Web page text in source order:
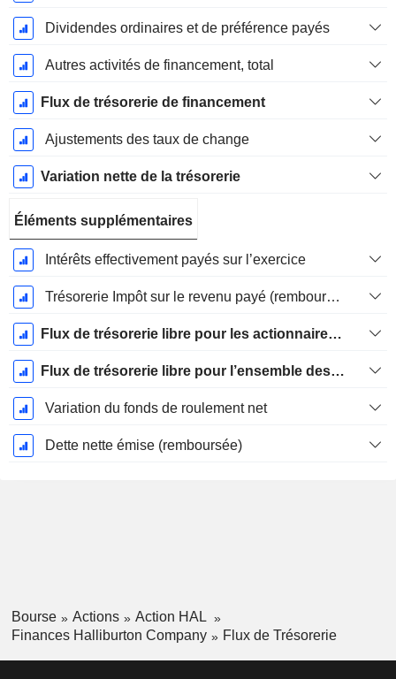
Dividendes ordinaires et de préférence payés
Autres activités de financement, total
Flux de trésorerie de financement
Ajustements des taux de change
Variation nette de la trésorerie
Éléments supplémentaires
Intérêts effectivement payés sur l’exercice
Trésorerie Impôt sur le revenu payé (remboursement)Impôt effectivement payé (remboursé) sur l’exercice
Flux de trésorerie libre pour les actionnaires FCFE
Flux de trésorerie libre pour l’ensemble des pourvoyeurs de fonds (créanciers et actionnaires) FCFF
Variation du fonds de roulement net
Dette nette émise (remboursée)
Bourse Actions
Action HAL
Finances Halliburton Company
Flux de Trésorerie